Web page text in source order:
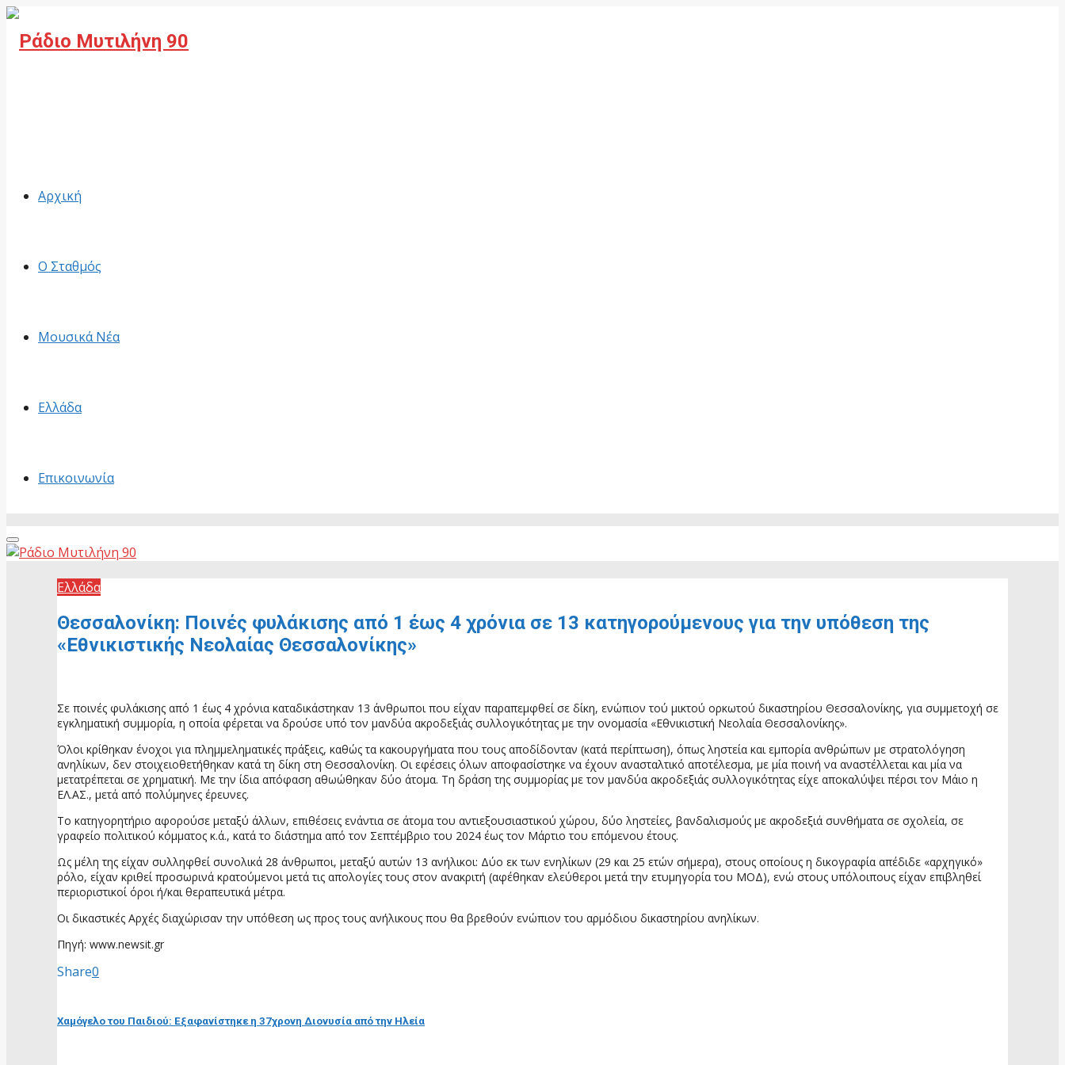
Αρχική
Ο Σταθμός
Μουσικά Νέα
Ελλάδα
Επικοινωνία
Primary
Menu
Ελλάδα
Θεσσαλονίκη: Ποινές φυλάκισης από 1 έως 4 χρόνια σε 13 κατηγορούμενους για την υπόθεση της
«Εθνικιστικής Νεολαίας Θεσσαλονίκης»
Σε ποινές φυλάκισης από 1 έως 4 χρόνια καταδικάστηκαν 13 άνθρωποι που είχαν παραπεμφθεί σε δίκη, ενώπιον τού μικτού ορκωτού δικαστηρίου Θεσσαλονίκης, για συμμετοχή σε
εγκληματική συμμορία, η οποία φέρεται να δρούσε υπό τον μανδύα ακροδεξιάς συλλογικότητας με την ονομασία «Εθνικιστική Νεολαία Θεσσαλονίκης».
Όλοι κρίθηκαν ένοχοι για πλημμεληματικές πράξεις, καθώς τα κακουργήματα που τους αποδίδονταν (κατά περίπτωση), όπως ληστεία και εμπορία ανθρώπων με στρατολόγηση
ανηλίκων, δεν στοιχειοθετήθηκαν κατά τη δίκη στη Θεσσαλονίκη. Οι εφέσεις όλων αποφασίστηκε να έχουν ανασταλτικό αποτέλεσμα, με μία ποινή να αναστέλλεται και μία να
μετατρέπεται σε χρηματική. Με την ίδια απόφαση αθωώθηκαν δύο άτομα. Τη δράση της συμμορίας με τον μανδύα ακροδεξιάς συλλογικότητας είχε αποκαλύψει πέρσι τον Μάιο η
ΕΛ.ΑΣ., μετά από πολύμηνες έρευνες.
Το κατηγορητήριο αφορούσε μεταξύ άλλων, επιθέσεις ενάντια σε άτομα του αντιεξουσιαστικού χώρου, δύο ληστείες, βανδαλισμούς με ακροδεξιά συνθήματα σε σχολεία, σε
γραφείο πολιτικού κόμματος κ.ά., κατά το διάστημα από τον Σεπτέμβριο του 2024 έως τον Μάρτιο του επόμενου έτους.
Ως μέλη της είχαν συλληφθεί συνολικά 28 άνθρωποι, μεταξύ αυτών 13 ανήλικοι: Δύο εκ των ενηλίκων (29 και 25 ετών σήμερα), στους οποίους η δικογραφία απέδιδε «αρχηγικό»
ρόλο, είχαν κριθεί προσωρινά κρατούμενοι μετά τις απολογίες τους στον ανακριτή (αφέθηκαν ελεύθεροι μετά την ετυμηγορία του ΜΟΔ), ενώ στους υπόλοιπους είχαν επιβληθεί
περιοριστικοί όροι ή/και θεραπευτικά μέτρα.
Οι δικαστικές Αρχές διαχώρισαν την υπόθεση ως προς τους ανήλικους που θα βρεθούν ενώπιον του αρμόδιου δικαστηρίου ανηλίκων.
Πηγή: www.newsit.gr
Share0
Χαμόγελο του Παιδιού: Εξαφανίστηκε η 37χρονη Διονυσία από την Ηλεία